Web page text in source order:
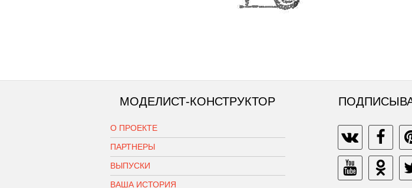
МОДЕЛИСТ-КОНСТРУКТОР
О ПРОЕКТЕ
ПАРТНЕРЫ
ВЫПУСКИ
ВАША ИСТОРИЯ